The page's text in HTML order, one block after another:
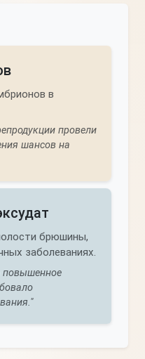
в
провели
шансов на
брюшины,
заболеваниях.
повышенное